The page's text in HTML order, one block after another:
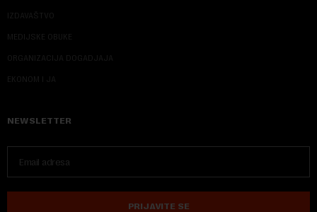
IZDAVAŠTVO
MEDIJSKE OBUKE
ORGANIZACIJA DOGADJAJA
EKONOM I JA
NEWSLETTER
PRIJAVITE SE